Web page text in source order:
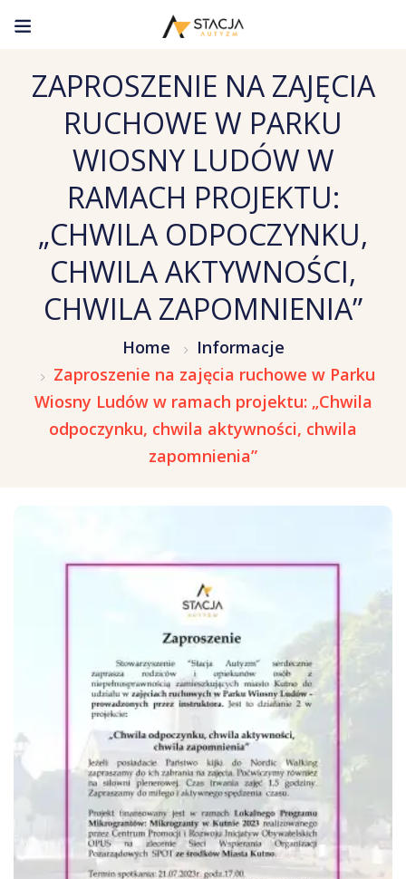
ZAPROSZENIE NA ZAJĘCIA
RUCHOWE W PARKU
WIOSNY LUDÓW W
RAMACH PROJEKTU:
„CHWILA ODPOCZYNKU,
CHWILA AKTYWNOŚCI,
CHWILA ZAPOMNIENIA”
Home
Informacje
Zaproszenie na zajęcia ruchowe w Parku
Wiosny Ludów w ramach projektu: „Chwila
odpoczynku, chwila aktywności, chwila
zapomnienia”